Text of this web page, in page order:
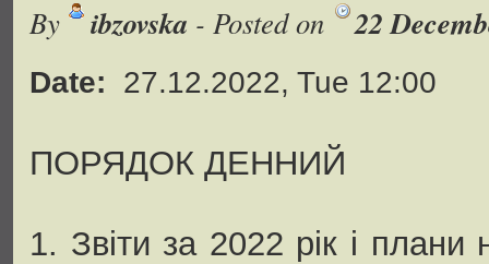
By ibzovska - Posted on 22
Date: 27.12.2022, Tue 12:00
ПОРЯДОК ДЕННИЙ
1. Звіти за 2022 рік і плани